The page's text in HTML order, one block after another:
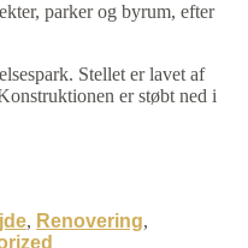
parker og byrum, efter
Stellet er lavet af
er støbt ned i
, Renovering,